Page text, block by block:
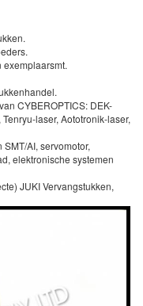
CYBEROPTICS: DEK-
laser, Aototronik-laser,
AI, servomotor,
elektronische systemen
JUKI Vervangstukken,